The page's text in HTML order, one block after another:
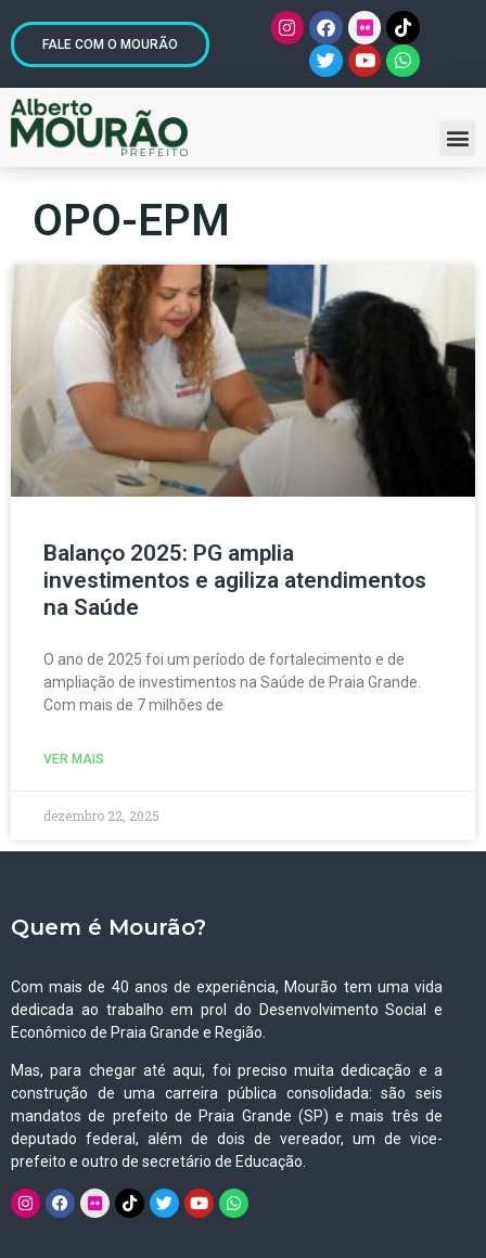
FALE COM O MOURÃO
OPO-EPM
Balanço 2025: PG amplia
investimentos e agiliza atendimentos
na Saúde
O ano de 2025 foi um período de fortalecimento e de
ampliação de investimentos na Saúde de Praia Grande.
Com mais de 7 milhões de
VER MAIS
dezembro 22, 2025
Quem é Mourão?
Com mais de 40 anos de experiência, Mourão tem uma vida
dedicada ao trabalho em prol do Desenvolvimento Social e
Econômico de Praia Grande e Região.
Mas, para chegar até aqui, foi preciso muita dedicação e a
construção de uma carreira pública consolidada: são seis
mandatos de prefeito de Praia Grande (SP) e mais três de
deputado federal, além de dois de vereador, um de vice-
prefeito e outro de secretário de Educação.